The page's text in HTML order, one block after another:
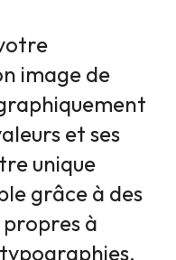
image de
et ses
unique
grâce à des
à